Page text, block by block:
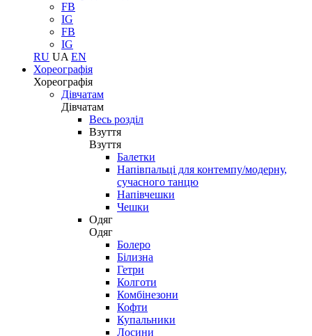
FB
IG
FB
IG
RU UA EN
Хореографія
Хореографія
Дівчатам
Дівчатам
Весь розділ
Взуття
Взуття
Балетки
Напівпальці для контемпу/модерну,
сучасного танцю
Напівчешки
Чешки
Одяг
Одяг
Болеро
Білизна
Гетри
Колготи
Комбінезони
Кофти
Купальники
Лосини